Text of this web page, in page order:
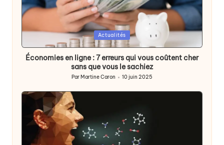
Posted
Actualités
Économies en ligne : 7 erreurs qui vous coûtent cher
sans que vous le sachiez
par
Par Martine Caron 10 juin 2025